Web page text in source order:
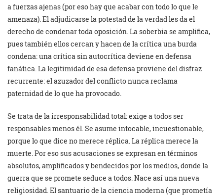
a fuerzas ajenas (por eso hay que acabar con todo lo que le
amenaza). El adjudicarse la potestad de la verdad les da el
derecho de condenar toda oposición. La soberbia se amplifica,
pues también ellos cercan y hacen de la crítica una burda
condena: una crítica sin autocrítica deviene en defensa
fanática. La legitimidad de esa defensa proviene del disfraz
recurrente: el azuzador del conflicto nunca reclama
paternidad de lo que ha provocado.
Se trata de la irresponsabilidad total: exige a todos ser
responsables menos él. Se asume intocable, incuestionable,
porque lo que dice no merece réplica. La réplica merece la
muerte. Por eso sus acusaciones se expresan en términos
absolutos, amplificados y bendecidos por los medios, donde la
guerra que se promete seduce a todos. Nace así una nueva
religiosidad. El santuario de la ciencia moderna (que prometía